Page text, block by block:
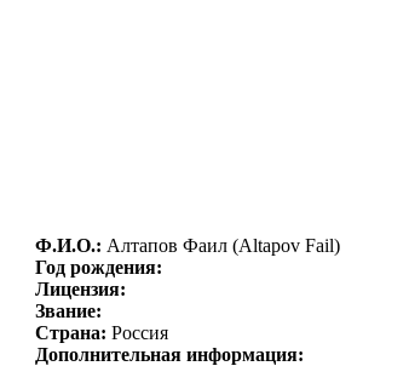
Ф.И.О.: Aлтапов Фаил (Altapov Fail)
Год рождения:
Лицензия:
Звание:
Страна: Россия
Дополнительная информация: